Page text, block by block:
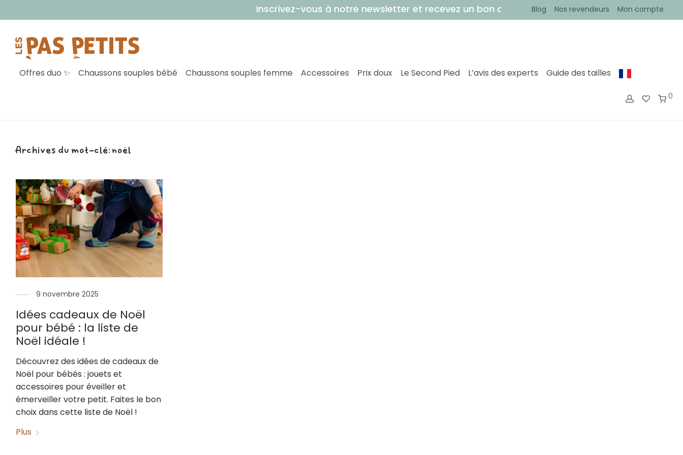
Inscrivez-vous à notre newsletter et recevez un bon de 5€ sur votre première commande !
Blog Nos revendeurs Mon compte
Offres duo ✨ Chaussons souples bébé Chaussons souples femme Accessoires Prix doux Le Second Pied L’avis des experts Guide des tailles
0
Archives du mot-clé: noël
9 novembre 2025
Idées cadeaux de Noël
pour bébé : la liste de
Noël idéale !
Découvrez des idées de cadeaux de
Noël pour bébés : jouets et
accessoires pour éveiller et
émerveiller votre petit. Faites le bon
choix dans cette liste de Noël !
Plus